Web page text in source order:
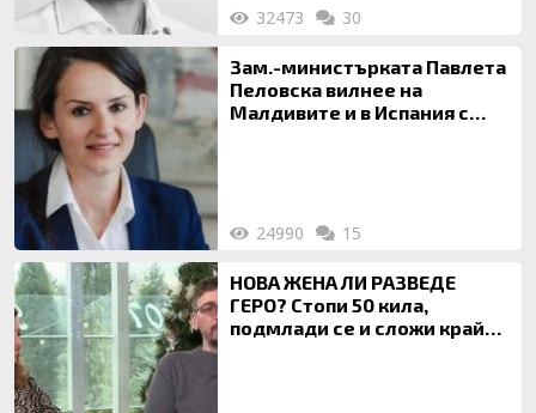
32473 30
Зам.-министърката Павлета
Пеловска вилнее на
Малдивите и в Испания с
24990 15
НОВА ЖЕНА ЛИ РАЗВЕДЕ
ГЕРО? Стопи 50 кила,
подмлади се и сложи край